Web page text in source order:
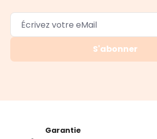
S'abonner
Garantie